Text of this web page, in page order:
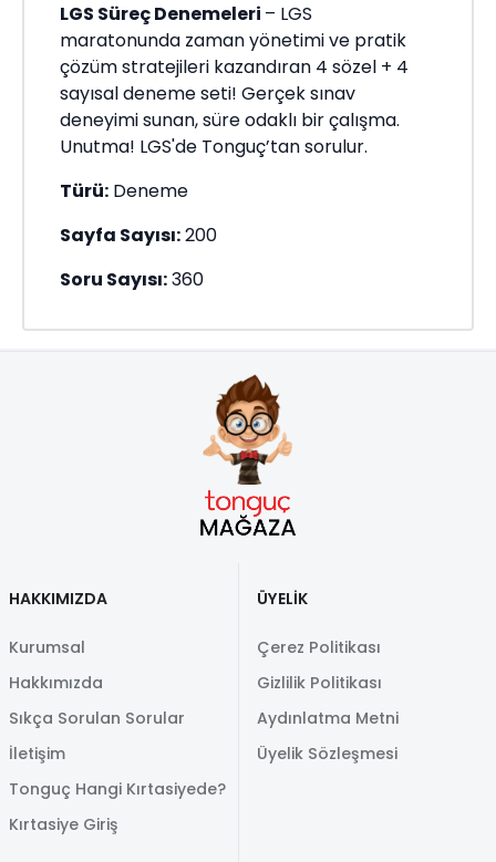
LGS Süreç Denemeleri – LGS
maratonunda zaman yönetimi ve pratik
çözüm stratejileri kazandıran 4 sözel + 4
sayısal deneme seti! Gerçek sınav
deneyimi sunan, süre odaklı bir çalışma.
Unutma! LGS'de Tonguç’tan sorulur.
Türü: Deneme
Sayfa Sayısı:200
Soru Sayısı:360
HAKKIMIZDA
Kurumsal
Hakkımızda
Sıkça Sorulan Sorular
İletişim
Tonguç Hangi Kırtasiyede?
Kırtasiye Giriş
ÜYELİK
Çerez Politikası
Gizlilik Politikası
Aydınlatma Metni
Üyelik Sözleşmesi